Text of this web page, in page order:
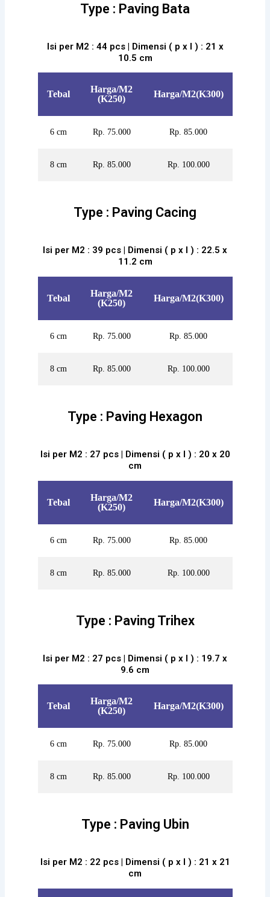
Type : Paving Bata
Isi per M2 : 44 pcs | Dimensi ( p x l ) : 21 x
10.5 cm
Tebal
Harga/M2
(K250)
Harga/M2(K300)
6 cm Rp. 75.000 Rp. 85.000
8 cm Rp. 85.000 Rp. 100.000
Type : Paving Cacing
Isi per M2 : 39 pcs | Dimensi ( p x l ) : 22.5 x
11.2 cm
Tebal
Harga/M2
(K250)
Harga/M2(K300)
6 cm Rp. 75.000 Rp. 85.000
8 cm Rp. 85.000 Rp. 100.000
Type : Paving Hexagon
Isi per M2 : 27 pcs | Dimensi ( p x l ) : 20 x 20
cm
Tebal
Harga/M2
(K250)
Harga/M2(K300)
6 cm Rp. 75.000 Rp. 85.000
8 cm Rp. 85.000 Rp. 100.000
Type : Paving Trihex
Isi per M2 : 27 pcs | Dimensi ( p x l ) : 19.7 x
9.6 cm
Tebal
Harga/M2
(K250)
Harga/M2(K300)
6 cm Rp. 75.000 Rp. 85.000
8 cm Rp. 85.000 Rp. 100.000
Type : Paving Ubin
Isi per M2 : 22 pcs | Dimensi ( p x l ) : 21 x 21
cm